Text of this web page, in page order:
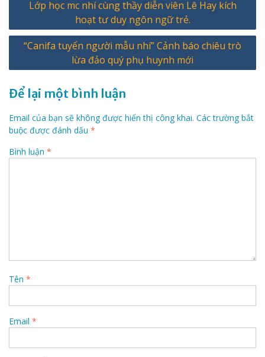
hướng
bài
viết
Lớp học mc nhí cùng thầy diễn viên Lê Hay kích
hoạt tư duy ngôn ngữ trẻ.
“Canifa tuyển người mẫu nhí” Cảnh báo chiêu trò
lừa đảo quý phụ huynh mới
Để lại một bình luận
Email của bạn sẽ không được hiển thị công khai. Các trường bắt
buộc được đánh dấu *
Bình luận *
Tên *
Email *